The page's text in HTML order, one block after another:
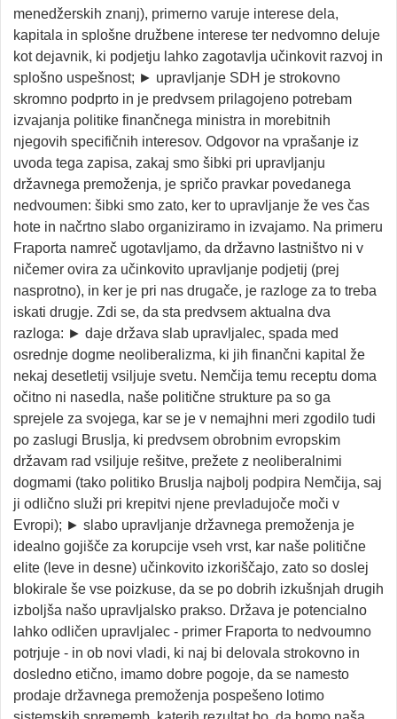
menedžerskih znanj), primerno varuje interese dela,
kapitala in splošne družbene interese ter nedvomno deluje
kot dejavnik, ki podjetju lahko zagotavlja učinkovit razvoj in
splošno uspešnost; ► upravljanje SDH je strokovno
skromno podprto in je predvsem prilagojeno potrebam
izvajanja politike finančnega ministra in morebitnih
njegovih specifičnih interesov. Odgovor na vprašanje iz
uvoda tega zapisa, zakaj smo šibki pri upravljanju
državnega premoženja, je spričo pravkar povedanega
nedvoumen: šibki smo zato, ker to upravljanje že ves čas
hote in načrtno slabo organiziramo in izvajamo. Na primeru
Fraporta namreč ugotavljamo, da državno lastništvo ni v
ničemer ovira za učinkovito upravljanje podjetij (prej
nasprotno), in ker je pri nas drugače, je razloge za to treba
iskati drugje. Zdi se, da sta predvsem aktualna dva
razloga: ► daje država slab upravljalec, spada med
osrednje dogme neoliberalizma, ki jih finančni kapital že
nekaj desetletij vsiljuje svetu. Nemčija temu receptu doma
očitno ni nasedla, naše politične strukture pa so ga
sprejele za svojega, kar se je v nemajhni meri zgodilo tudi
po zaslugi Bruslja, ki predvsem obrobnim evropskim
državam rad vsiljuje rešitve, prežete z neoliberalnimi
dogmami (tako politiko Bruslja najbolj podpira Nemčija, saj
ji odlično služi pri krepitvi njene prevladujoče moči v
Evropi); ► slabo upravljanje državnega premoženja je
idealno gojišče za korupcije vseh vrst, kar naše politične
elite (leve in desne) učinkovito izkoriščajo, zato so doslej
blokirale še vse poizkuse, da se po dobrih izkušnjah drugih
izboljša našo upravljalsko prakso. Država je potencialno
lahko odličen upravljalec - primer Fraporta to nedvoumno
potrjuje - in ob novi vladi, ki naj bi delovala strokovno in
dosledno etično, imamo dobre pogoje, da se namesto
prodaje državnega premoženja pospešeno lotimo